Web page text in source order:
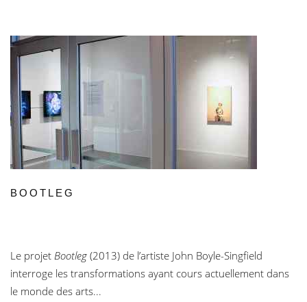
BOOTLEG
Le projet Bootleg (2013) de l’artiste John Boyle-Singfield
interroge les transformations ayant cours actuellement dans
le monde des arts...